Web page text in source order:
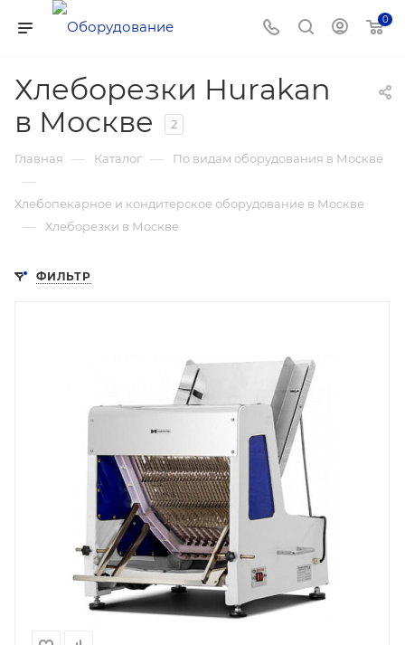
0
Хлеборезки Hurakan
в Москве
2
Главная — Каталог — По видам оборудования в Москве
—
Хлебопекарное и кондитерское оборудование в Москве
— Хлеборезки в Москве
ФИЛЬТР